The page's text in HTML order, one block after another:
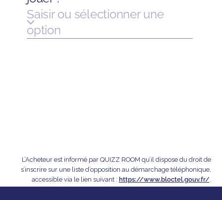
L’Acheteur est informé par QUIZZ ROOM qu’il dispose du droit de
s’inscrire sur une liste d’opposition au démarchage téléphonique,
accessible via le lien suivant : https://www.bloctel.gouv.fr/